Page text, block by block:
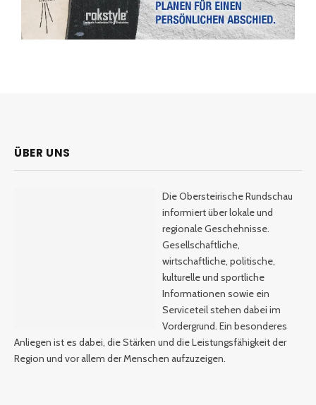
ÜBER UNS
Die Obersteirische Rundschau
informiert über lokale und
regionale Geschehnisse.
Gesellschaftliche,
wirtschaftliche, politische,
kulturelle und sportliche
Informationen sowie ein
Serviceteil stehen dabei im
Vordergrund. Ein besonderes
Anliegen ist es dabei, die Stärken und die Leistungsfähigkeit der
Region und vor allem der Menschen aufzuzeigen.